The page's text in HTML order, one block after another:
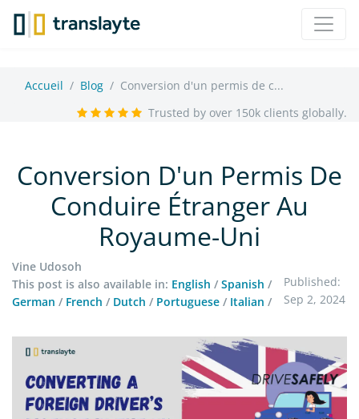
Accueil Blog
Conversion d'un permis de c...
Trusted by over 150k clients globally.
Conversion D'un Permis De
Conduire Étranger Au
Royaume-Uni
Vine Udosoh
This post is also available in: English / Spanish /
German / French / Dutch / Portuguese / Italian /
Published:
Sep 2, 2024